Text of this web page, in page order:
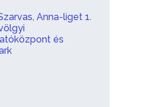
Anna-liget 1.
és